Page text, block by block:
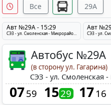
Все 29A
Авт №29A - 15:29
СЭЗ - ул. Смоленская - Микрорайон Медцентр
Авт
Автобус №29A
(в сторону ул. Гагарина)
СЭЗ - ул. Смоленская
0759 1529 17 16